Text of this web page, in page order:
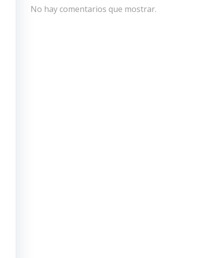
No hay comentarios que mostrar.